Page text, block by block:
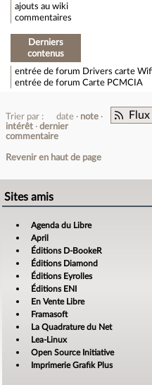
ajouts au wiki
commentaires
Derniers
contenus
entrée de forum Drivers carte
entrée de forum Carte PCMCIA
Trier par : date
note
intérêt
dernier
commentaire
Revenir en haut de page
Sites amis
Agenda du Libre
April
Éditions D-BookeR
Éditions Diamond
Éditions Eyrolles
Éditions ENI
En Vente Libre
Framasoft
La Quadrature du Net
Lea-Linux
Open Source Initiative
Imprimerie Grafik Plus